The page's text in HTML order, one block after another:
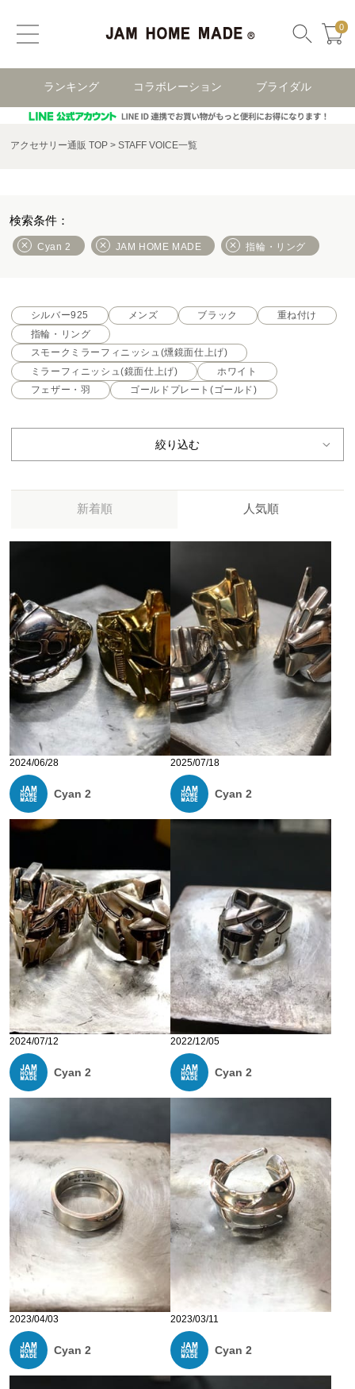
0
ランキング コラボレーション ブライダル
アクセサリー通販 TOP STAFF VOICE一覧
Cyan 2 JAM HOME MADE 指輪・リング
シルバー925 メンズ ブラック
重ね付け
指輪・リング
スモークミラーフィニッシュ(燻鏡面仕上げ)
ミラーフィニッシュ(鏡面仕上げ)
ホワイト
フェザー・羽
ゴールドプレート(ゴールド)
絞り込む
新着順 人気順
2024/06/28
Cyan 2
2025/07/18
Cyan 2
2024/07/12
Cyan 2
2022/12/05
Cyan 2
2023/04/03
Cyan 2
2023/03/11
Cyan 2